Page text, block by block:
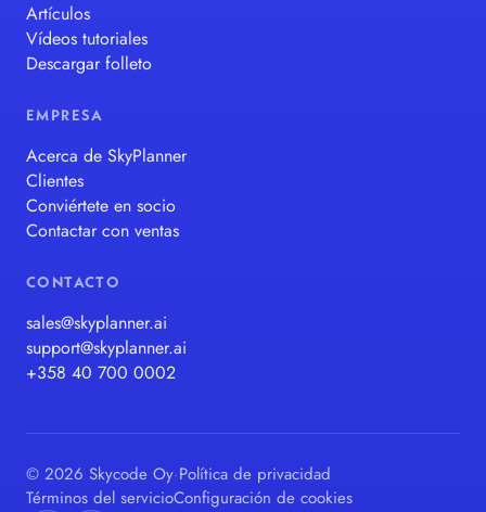
Artículos
Vídeos tutoriales
Descargar folleto
EMPRESA
Acerca de SkyPlanner
Clientes
Conviértete en socio
Contactar con ventas
CONTACTO
sales@skyplanner.ai
support@skyplanner.ai
+358 40 700 0002
© 2026 Skycode Oy·Política de privacidad
Términos del servicioConfiguración de cookies